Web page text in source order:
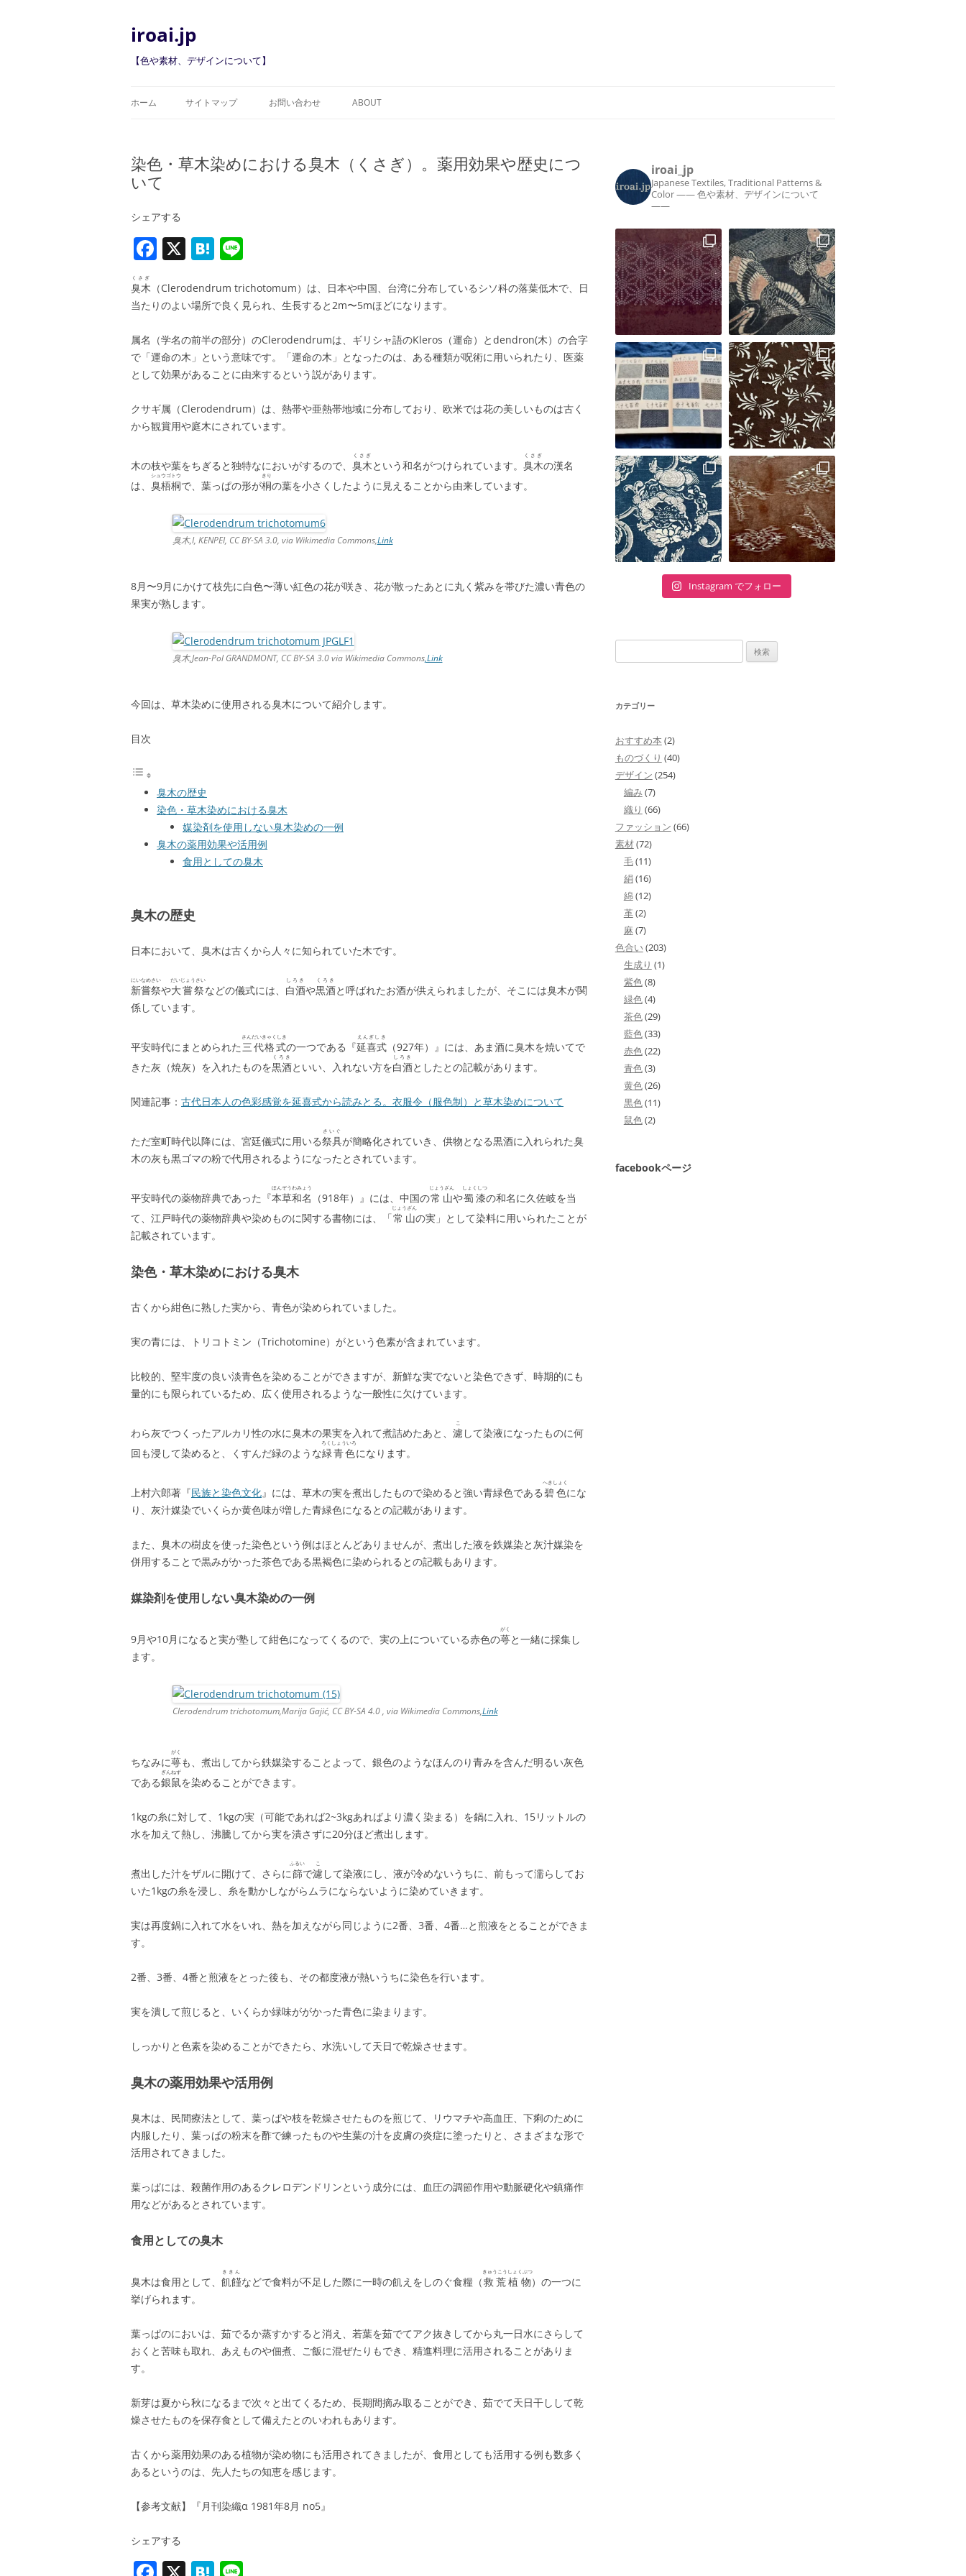
iroai.jp
【色や素材、デザインについて】
キ
ッ
ホーム サイトマップ お問い合わせ ABOUT
染色・草木染めにおける臭木（くさぎ）。薬用効果や歴史につ
いて
シェアする
F
c
e
b
o
o
k
X H
e
n
a
e
臭木
くさぎ
（Clerodendrum trichotomum）は、日本や中国、台湾に分布しているシソ科の落葉低木で、日
当たりのよい場所で良く見られ、生長すると2m〜5mほどになります。
属名（学名の前半の部分）のClerodendrumは、ギリシャ語のKleros（運命）とdendron(木）の合字
で「運命の木」という意味です。「運命の木」となったのは、ある種類が呪術に用いられたり、医薬
として効果があることに由来するという説があります。
クサギ属（Clerodendrum）は、熱帯や亜熱帯地域に分布しており、欧米では花の美しいものは古く
から観賞用や庭木にされています。
木の枝や葉をちぎると独特なにおいがするので、 臭木
くさぎ
という和名がつけられています。 臭木
くさぎ
の漢名
は、 臭梧桐
シュウゴトウ
で、葉っぱの形が桐
きり
の葉を小さくしたように見えることから由来しています。
臭木,I, KENPEI, CC BY-SA 3.0, via Wikimedia Commons,Link
8月〜9月にかけて枝先に白色〜薄い紅色の花が咲き、花が散ったあとに丸く紫みを帯びた濃い青色の
果実が熟します。
臭木,Jean-Pol GRANDMONT, CC BY-SA 3.0 via Wikimedia Commons,Link
今回は、草木染めに使用される臭木について紹介します。
目次
臭木の歴史
染色・草木染めにおける臭木
媒染剤を使用しない臭木染めの一例
臭木の薬用効果や活用例
食用としての臭木
臭木の歴史
日本において、臭木は古くから人々に知られていた木です。
新嘗祭
にいなめさい
や大嘗祭
だいじょうさい
などの儀式には、 白酒
しろき
や黒酒
くろき
と呼ばれたお酒が供えられましたが、そこには臭木が関
係しています。
平安時代にまとめられた三代格式
さんだいきゃくしき
の一つである『延喜式
えんぎしき
（927年）』には、あま酒に臭木を焼いてで
きた灰（焼灰）を入れたものを黒酒
くろき
といい、入れない方を白酒
しろき
としたとの記載があります。
関連記事： 古代日本人の色彩感覚を延喜式から読みとる。衣服令（服色制）と草木染めについて
ただ室町時代以降には、宮廷儀式に用いる祭具
さいぐ
が簡略化されていき、供物となる黒酒に入れられた臭
木の灰も黒ゴマの粉で代用されるようになったとされています。
平安時代の薬物辞典であった『本草和名
ほんぞうわみょう
（918年）』には、中国の常山
じょうざん
や蜀漆
しょくしつ
の和名に久佐岐を当
て、江戸時代の薬物辞典や染めものに関する書物には、「常山
じょうざん
の実」として染料に用いられたことが
記載されています。
染色・草木染めにおける臭木
古くから紺色に熟した実から、青色が染められていました。
実の青には、トリコトミン（Trichotomine）がという色素が含まれています。
比較的、堅牢度の良い淡青色を染めることができますが、新鮮な実でないと染色できず、時期的にも
量的にも限られているため、広く使用されるような一般性に欠けています。
わら灰でつくったアルカリ性の水に臭木の果実を入れて煮詰めたあと、 濾
こ
して染液になったものに何
回も浸して染めると、くすんだ緑のような緑青色
ろくしょういろ
になります。
上村六郎著『民族と染色文化』には、草木の実を煮出したもので染めると強い青緑色である碧色
へきしょく
にな
り、灰汁媒染でいくらか黄色味が増した青緑色になるとの記載があります。
また、臭木の樹皮を使った染色という例はほとんどありませんが、煮出した液を鉄媒染と灰汁媒染を
併用することで黒みがかった茶色である黒褐色に染められるとの記載もあります。
媒染剤を使用しない臭木染めの一例
9月や10月になると実が塾して紺色になってくるので、実の上についている赤色の萼
がく
と一緒に採集し
ます。
Clerodendrum trichotomum,Marija Gajić, CC BY-SA 4.0 , via Wikimedia Commons,Link
ちなみに萼
がく
も、煮出してから鉄媒染することよって、銀色のようなほんのり青みを含んだ明るい灰色
である銀鼠
ぎんねず
を染めることができます。
1kgの糸に対して、1kgの実（可能であれば2~3kgあればより濃く染まる）を鍋に入れ、15リットルの
水を加えて熱し、沸騰してから実を潰さずに20分ほど煮出します。
煮出した汁をザルに開けて、さらに篩
ふるい
で濾
こ
して染液にし、液が冷めないうちに、前もって濡らしてお
いた1kgの糸を浸し、糸を動かしながらムラにならないように染めていきます。
実は再度鍋に入れて水をいれ、熱を加えながら同じように2番、3番、4番…と煎液をとることができま
す。
2番、3番、4番と煎液をとった後も、その都度液が熱いうちに染色を行います。
実を潰して煎じると、いくらか緑味ががかった青色に染まります。
しっかりと色素を染めることができたら、水洗いして天日で乾燥させます。
臭木の薬用効果や活用例
臭木は、民間療法として、葉っぱや枝を乾燥させたものを煎じて、リウマチや高血圧、下痢のために
内服したり、葉っぱの粉末を酢で練ったものや生葉の汁を皮膚の炎症に塗ったりと、さまざまな形で
活用されてきました。
葉っぱには、殺菌作用のあるクレロデンドリンという成分には、血圧の調節作用や動脈硬化や鎮痛作
用などがあるとされています。
食用としての臭木
臭木は食用として、 飢饉
ききん
などで食料が不足した際に一時の飢えをしのぐ食糧（救荒植物
きゅうこうしょくぶつ
）の一つに
挙げられます。
葉っぱのにおいは、茹でるか蒸すかすると消え、若葉を茹でてアク抜きしてから丸一日水にさらして
おくと苦味も取れ、あえものや佃煮、ご飯に混ぜたりもでき、精進料理に活用されることがありま
す。
新芽は夏から秋になるまで次々と出てくるため、長期間摘み取ることができ、茹でて天日干しして乾
燥させたものを保存食として備えたとのいわれもあります。
古くから薬用効果のある植物が染め物にも活用されてきましたが、食用としても活用する例も数多く
あるというのは、先人たちの知恵を感じます。
【参考文献】『月刊染織α 1981年8月 no5』
シェアする
iroai_jp
Japanese Textiles, Traditional Patterns &
Color—— 色や素材、デザインについて
——
Instagram でフォロー
索:
カテゴリー
おすすめ本 (2)
ものづくり (40)
デザイン (254)
編み (7)
織り (66)
ファッション (66)
素材(72)
毛(11)
絹(16)
綿(12)
革(2)
麻 (7)
色合い(203)
生成り (1)
紫色(8)
緑色(4)
茶色(29)
藍色(33)
赤色(22)
青色(3)
黄色(26)
黒色(11)
鼠色(2)
facebookページ